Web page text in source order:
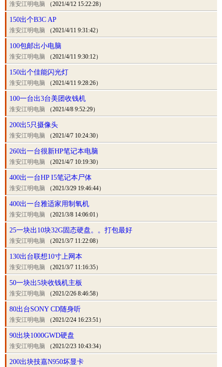
淮安江明电脑 （2021/4/12 15:22:28）
150出个B3C AP
淮安江明电脑 （2021/4/11 9:31:42）
100包邮出小电脑
淮安江明电脑 （2021/4/11 9:30:12）
150出个佳能闪光灯
淮安江明电脑 （2021/4/11 9:28:26）
100一台出3台美团收钱机
淮安江明电脑 （2021/4/8 9:52:29）
200出5只摄像头
淮安江明电脑 （2021/4/7 10:24:30）
260出一台很新HP笔记本电脑
淮安江明电脑 （2021/4/7 10:19:30）
400出一台HP I5笔记本尸体
淮安江明电脑 （2021/3/29 19:46:44）
400出一台雅适家用制氧机
淮安江明电脑 （2021/3/8 14:06:01）
25一块出10块32G固态硬盘。。打包最好
淮安江明电脑 （2021/3/7 11:22:08）
130出台联想10寸上网本
淮安江明电脑 （2021/3/7 11:16:35）
50一块出5块收钱机主板
淮安江明电脑 （2021/2/26 8:46:58）
80出台SONY CD随身听
淮安江明电脑 （2021/2/24 16:23:51）
90出块1000GWD硬盘
淮安江明电脑 （2021/2/23 10:43:34）
200出块技嘉N950坏显卡